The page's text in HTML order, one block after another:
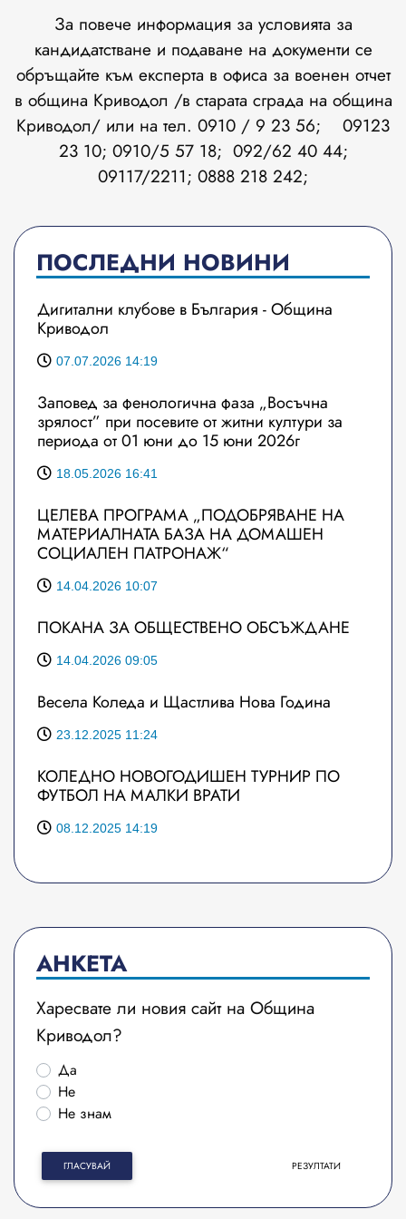
За повече информация за условията за
кандидатстване и подаване на документи се
обръщайте към експерта в офиса за военен отчет
в община Криводол /в старата сграда на община
Криводол/ или на тел. 0910 / 9 23 56; 09123
23 10; 0910/5 57 18; 092/62 40 44;
09117/2211; 0888 218 242;
ПОСЛЕДНИ НОВИНИ
Дигитални клубове в България - Община
Криводол
07.07.2026 14:19
Заповед за фенологична фаза „Восъчна
зрялост” при посевите от житни култури за
периода от 01 юни до 15 юни 2026г
18.05.2026 16:41
ЦЕЛЕВА ПРОГРАМА „ПОДОБРЯВАНЕ НА
МАТЕРИАЛНАТА БАЗА НА ДОМАШЕН
СОЦИАЛЕН ПАТРОНАЖ“
14.04.2026 10:07
ПОКАНА ЗА ОБЩЕСТВЕНО ОБСЪЖДАНЕ
14.04.2026 09:05
Весела Коледа и Щастлива Нова Година
23.12.2025 11:24
КОЛЕДНО НОВОГОДИШЕН ТУРНИР ПО
ФУТБОЛ НА МАЛКИ ВРАТИ
08.12.2025 14:19
АНКЕТА
Харесвате ли новия сайт на Община
Криводол?
Да
Не
Не знам
ГЛАСУВАЙ РЕЗУЛТАТИ